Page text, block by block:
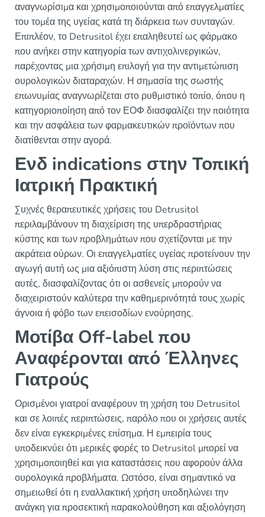
αναγνωρίσιμα και χρησιμοποιούνται από επαγγελματίες
του τομέα της υγείας κατά τη διάρκεια των συνταγών.
Επιπλέον, το Detrusitol έχει επαληθευτεί ως φάρμακο
που ανήκει στην κατηγορία των αντιχολινεργικών,
παρέχοντας μια χρήσιμη επιλογή για την αντιμετώπιση
ουρολογικών διαταραχών. Η σημασία της σωστής
επωνυμίας αναγνωρίζεται στο ρυθμιστικό τοπίο, όπου η
κατηγοριοποίηση από τον ΕΟΦ διασφαλίζει την ποιότητα
και την ασφάλεια των φαρμακευτικών προϊόντων που
διατίθενται στην αγορά.
Ενδ indications στην Τοπική
Ιατρική Πρακτική
Συχνές θεραπευτικές χρήσεις του Detrusitol
περιλαμβάνουν τη διαχείριση της υπερδραστήριας
κύστης και των προβλημάτων που σχετίζονται με την
ακράτεια ούρων. Οι επαγγελματίες υγείας προτείνουν την
αγωγή αυτή ως μια αξιόπιστη λύση στις περιπτώσεις
αυτές, διασφαλίζοντας ότι οι ασθενείς μπορούν να
διαχειριστούν καλύτερα την καθημερινότητά τους χωρίς
άγνοια ή φόβο των επεισοδίων ενούρησης.
Μοτίβα Off-label που
Αναφέρονται από Έλληνες
Γιατρούς
Ορισμένοι γιατροί αναφέρουν τη χρήση του Detrusitol
και σε λοιπές περιπτώσεις, παρόλο που οι χρήσεις αυτές
δεν είναι εγκεκριμένες επίσημα. Η εμπειρία τους
υποδεικνύει ότι μερικές φορές το Detrusitol μπορεί να
χρησιμοποιηθεί και για καταστάσεις που αφορούν άλλα
ουρολογικά προβλήματα. Ωστόσο, είναι σημαντικό να
σημειωθεί ότι η εναλλακτική χρήση υποδηλώνει την
ανάγκη για προσεκτική παρακολούθηση και αξιολόγηση